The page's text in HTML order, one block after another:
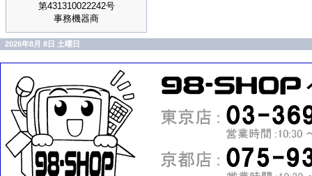
第431310022242号
事務機器商
2026年8月 8日 土曜日